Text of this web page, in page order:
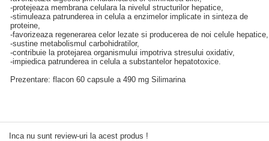
-protejeaza membrana celulara la nivelul structurilor hepatice,
-stimuleaza patrunderea in celula a enzimelor implicate in sinteza de
proteine,
-favorizeaza regenerarea celor lezate si producerea de noi celule hepatice,
-sustine metabolismul carbohidratilor,
-contribuie la protejarea organismului impotriva stresului oxidativ,
-impiedica patrunderea in celula a substantelor hepatotoxice.
Prezentare: flacon 60 capsule a 490 mg Silimarina
Inca nu sunt review-uri la acest produs !